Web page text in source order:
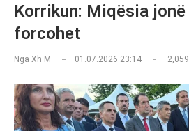
Korrikun: Miqësia
forcohet
Nga Xh M 01.07.2026 23:14 2,059